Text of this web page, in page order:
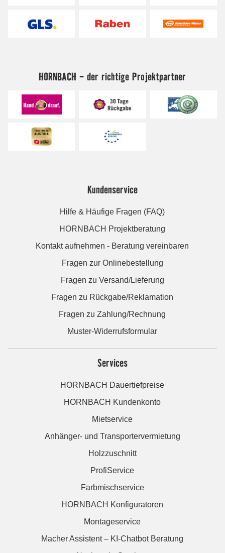
HORNBACH - der richtige Projektpartner
Kundenservice
Hilfe & Häufige Fragen (FAQ)
HORNBACH Projektberatung
Kontakt aufnehmen - Beratung vereinbaren
Fragen zur Onlinebestellung
Fragen zu Versand/Lieferung
Fragen zu Rückgabe/Reklamation
Fragen zu Zahlung/Rechnung
Muster-Widerrufsformular
Services
HORNBACH Dauertiefpreise
HORNBACH Kundenkonto
Mietservice
Anhänger- und Transportervermietung
Holzzuschnitt
ProfiService
Farbmischservice
HORNBACH Konfiguratoren
Montageservice
Macher Assistent – KI-Chatbot Beratung